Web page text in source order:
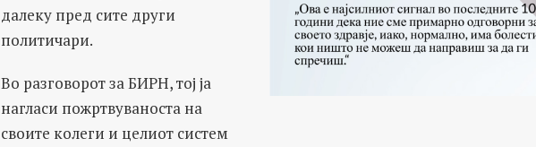
далеку пред сите други
политичари.
Во разговорот за БИРН, тој ја
нагласи пожртвуваноста на
своите колеги и целиот систем